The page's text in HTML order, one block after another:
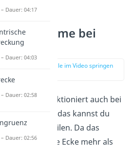
bei
zur Stelle im Video springen
Methode funktioniert auch bei
Auch das kannst du
Dreiecke
zerteilen. Da das
aber eine Ecke mehr als
Dauer: 04:17
Dauer: 04:03
Dauer: 02:58
Dauer: 02:56